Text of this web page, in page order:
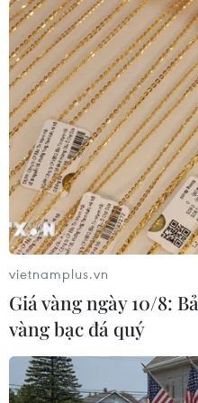
hồn” tương lai.
Tiết mục múa hiện đại trong
Tâm
Và rồi những ước mơ,
vietnamplus.vn
Giá vàng ngày 10/8:
vàng bạc đá quý